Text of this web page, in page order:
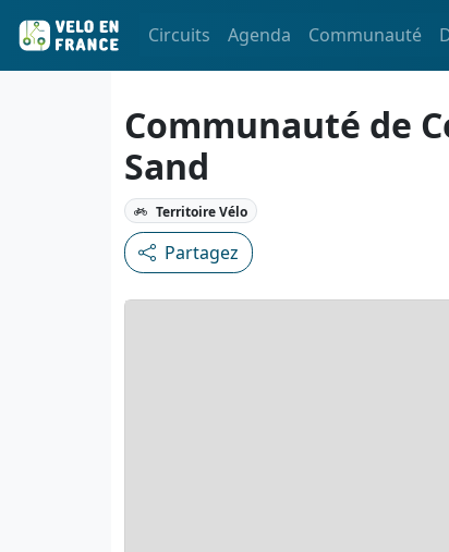
Circuits Agenda Communauté
Communauté de
Sand
Territoire Vélo
Partagez